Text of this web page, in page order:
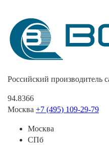
Российский производитель
94.8366
Москва +7 (495) 109-29-79
Москва
СПб